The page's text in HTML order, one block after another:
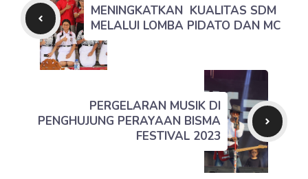
MENINGKATKAN KUALITAS SDM
MELALUI LOMBA PIDATO DAN MC
PERGELARAN MUSIK DI
PENGHUJUNG PERAYAAN BISMA
FESTIVAL 2023